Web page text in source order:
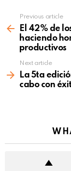
more
Previous article
El 42% de
haciendo
productivos
Next article
La 5ta
cabo con